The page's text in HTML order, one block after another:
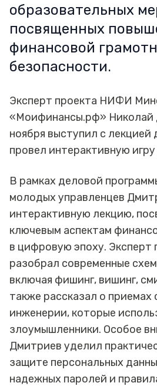
образовательных
посвященных
финансовой
безопасности.
Эксперт проекта НИФИ
«Моифинансы.рф» Николай
ноября выступил с лекцией
провел интерактивную
В рамках деловой
молодых управленцев
интерактивную лекцию,
ключевым аспектам
в цифровую эпоху. Эксперт
разобрал современные
включая фишинг, вишинг,
также рассказал о приемах
инженерии, которые
злоумышленники. Особое
Дмитриев уделил
защите персональных
надежных паролей и